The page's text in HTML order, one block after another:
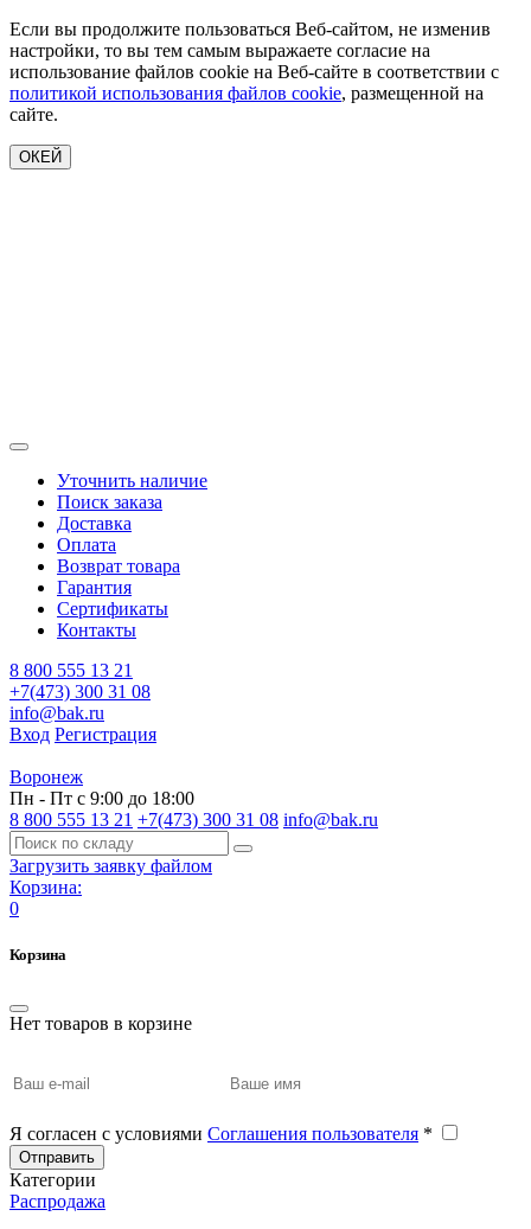
Если вы продолжите пользоваться Веб-сайтом, не изменив
настройки, то вы тем самым выражаете согласие на
использование файлов cookie на Веб-сайте в соответствии с
политикой использования файлов cookie, размещенной на
сайте.
ОКЕЙ
Уточнить наличие
Поиск заказа
Доставка
Оплата
Возврат товара
Гарантия
Сертификаты
Контакты
8 800 555 13 21
+7(473) 300 31 08
info@bak.ru
Вход Регистрация
Воронеж
Пн - Пт с 9:00 до 18:00
8 800 555 13 21 +7(473) 300 31 08 info@bak.ru
Загрузить заявку файлом
Корзина:
0
Корзина
Нет товаров в корзине
Я согласен с условиями Соглашения пользователя *
Отправить
Категории
Распродажа